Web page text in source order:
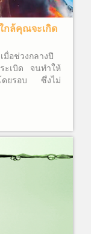
กล้คุณจะเกิด
มื่อช่วงกลางปี
ะเบิด จนทำให้
โดยรอบ ซึ่งไม่
ไฟไหม้ขึ้นได้?